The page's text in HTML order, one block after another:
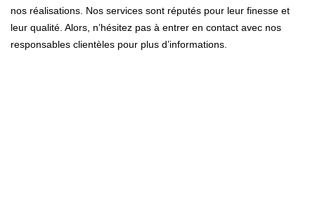
nos réalisations. Nos services sont réputés pour leur finesse et
leur qualité. Alors, n’hésitez pas à entrer en contact avec nos
responsables clientèles pour plus d’informations.